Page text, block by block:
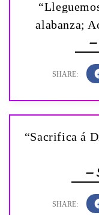
alabanza;
“Sacrifica á
—